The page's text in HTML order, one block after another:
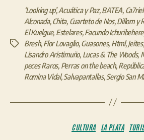
Etiquetas
‘Looking up’,Acuática y Paz, BATEA
Alconada, Chita, Cuarteto de Nos, Dillom y
El Kuelgue, Estelares, Facundo Ichuribehere,
Bresh, Flor Lovaglio, Guasones, Html,Jeites,
Lisandro Aristimuño, Lucas & The Woods,
peces Raros, Perras on the beach,
Romina Vidal, Salvapantallas, Sergio San
CULTURA LA PLATA